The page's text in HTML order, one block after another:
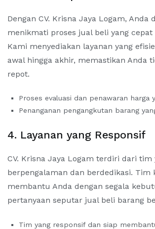
Dengan CV. Krisna Jaya Logam, Anda
menikmati proses jual beli yang
Kami menyediakan layanan yang
awal hingga akhir, memastikan Anda
repot.
Proses evaluasi dan penawaran harga
Penanganan pengangkutan barang
4. Layanan yang Responsif
CV. Krisna Jaya Logam terdiri dari tim
berpengalaman dan berdedikasi. Tim
membantu Anda dengan segala
pertanyaan seputar jual beli barang
Tim yang responsif dan siap